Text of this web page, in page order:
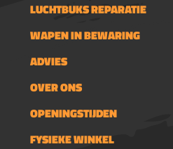
LUCHTBUKS REPARATIE
WAPEN IN BEWARING
ADVIES
OVER ONS
OPENINGSTIJDEN
FYSIEKE WINKEL